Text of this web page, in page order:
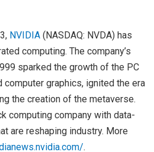
NVIDIA (NASDAQ: NVDA) has
computing. The company’s
sparked the growth of the PC
computer graphics, ignited the era
the creation of the metaverse.
computing company with data-
are reshaping industry. More
.